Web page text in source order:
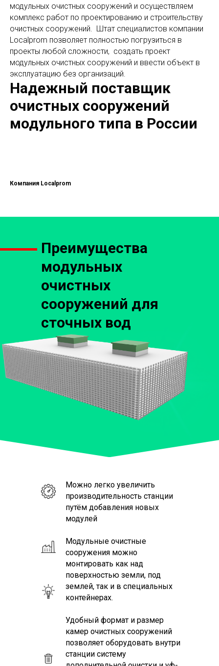
модульных очистных сооружений и осуществляем
комплекс работ по проектированию и строительству
очистных сооружений. Штат специалистов компании
Localprom позволяет полностью погрузиться в
проекты любой сложности, создать проект
модульных очистных сооружений и ввести объект в
эксплуатацию без организаций.
Надежный поставщик
очистных сооружений
модульного типа в России
Компания Localprom
Преимущества
модульных
очистных
сооружений для
сточных вод
Можно легко увеличить
производительность станции
путём добавления новых
модулей
Модульные очистные
сооружения можно
монтировать как над
поверхностью земли, под
землей, так и в специальных
контейнерах.
Удобный формат и размер
камер очистных сооружений
позволяет оборудовать внутри
станции систему